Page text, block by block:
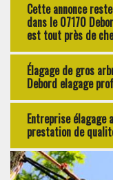
Cette annonce
dans le 07170
est tout près de
Élagage de gros
Debord elagage
Entreprise élagage
prestation de